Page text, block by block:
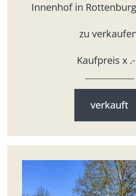
Innenhof in
zu
Kaufpreis x
verkauft